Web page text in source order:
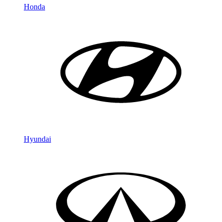
Honda
Hyundai